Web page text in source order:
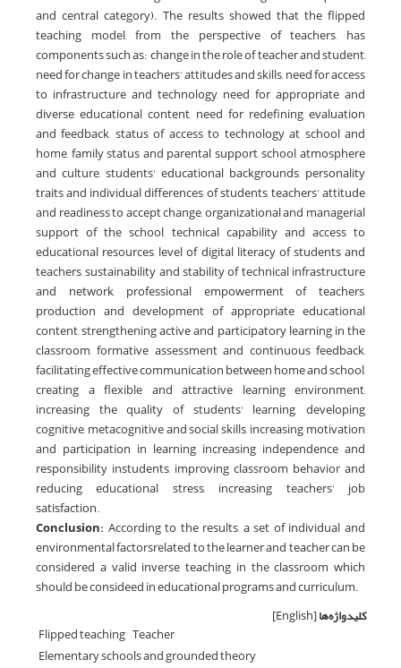
and central category). The results showed that the flipped
teaching model, from the perspective of teachers, has
components such as: change in the role of teacher and student,
need for change in teachers' attitudes and skills, need for access
to infrastructure and technology, need for appropriate and
diverse educational content, need for redefining evaluation
and feedback, status of access to technology at school and
home, family status and parental support, school atmosphere
and culture, students' educational backgrounds, personality
traits and individual differences of students, teachers' attitude
and readiness to accept change, organizational and managerial
support of the school, technical capability and access to
educational resources, level of digital literacy of students and
teachers, sustainability and stability of technical infrastructure
and network, professional empowerment of teachers,
production and development of appropriate educational
content, strengthening active and participatory learning in the
classroom, formative assessment and continuous feedback,
facilitating effective communication between home and school,
creating a flexible and attractive learning environment,
increasing the quality of students' learning, developing
cognitive, metacognitive and social skills, increasing motivation
and participation in learning, increasing independence and
responsibility instudents, improving classroom behavior and
reducing educational stress, increasing teachers' job
satisfaction.
Conclusion: According to the results, a set of individual and
environmental factorsrelated to the learner and teacher can be
considered a valid inverse teaching in the classroom which
should be consideed in educational programs and curriculum.
کلیدواژه‌ها[English]
Flipped teaching Teacher
Elementary schools and grounded theory